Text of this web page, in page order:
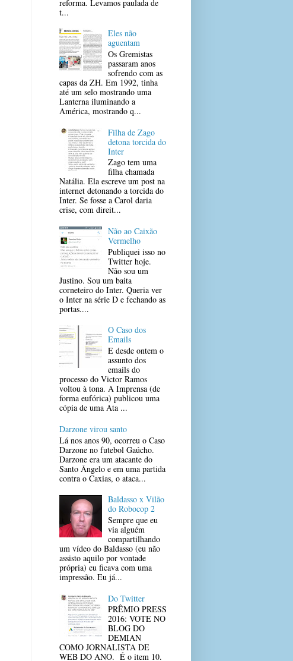
reforma. Levamos paulada de
t...
Eles não
aguentam
Os Gremistas
passaram anos
sofrendo com as
capas da ZH. Em 1992, tinha
até um selo mostrando uma
Lanterna iluminando a
América, mostrando q...
Filha de Zago
detona torcida do
Inter
Zago tem uma
filha chamada
Natália. Ela escreve um post na
internet detonando a torcida do
Inter. Se fosse a Carol daria
crise, com direit...
Não ao Caixão
Vermelho
Publiquei isso no
Twitter hoje.
Não sou um
Justino. Sou um baita
corneteiro do Inter. Queria ver
o Inter na série D e fechando as
portas....
O Caso dos
Emails
E desde ontem o
assunto dos
emails do
processo do Victor Ramos
voltou à tona. A Imprensa (de
forma eufórica) publicou uma
cópia de uma Ata ...
Darzone virou santo
Lá nos anos 90, ocorreu o Caso
Darzone no futebol Gaúcho.
Darzone era um atacante do
Santo Ângelo e em uma partida
contra o Caxias, o ataca...
Baldasso x Vilão
do Robocop 2
Sempre que eu
via alguém
compartilhando
um vídeo do Baldasso (eu não
assisto aquilo por vontade
própria) eu ficava com uma
impressão. Eu já...
Do Twitter
PRÊMIO PRESS
2016: VOTE NO
BLOG DO
DEMIAN
COMO JORNALISTA DE
WEB DO ANO. É o item 10.